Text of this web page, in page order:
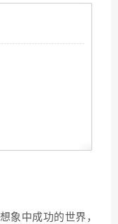
象中成功的世界，